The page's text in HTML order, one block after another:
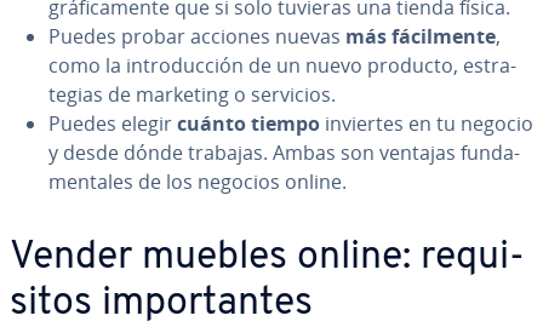
grá­fi­ca­me­n­te que si solo tuvieras una tienda física.
Puedes probar acciones nuevas más fá­ci­l­me­n­te,
como la in­tro­du­c­ción de un nuevo producto, es­tra­
te­gias de marketing o servicios.
Puedes elegircuánto tiempo inviertes en tu negocio
y desde dónde trabajas. Ambas son ventajas fu­n­da­
me­n­ta­les de los negocios online.
Vender muebles online: re­qui­
si­tos im­po­r­ta­n­tes